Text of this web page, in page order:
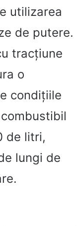
utilizarea
de putere.
tracțiune
o
condițiile
de litri,
lungi de